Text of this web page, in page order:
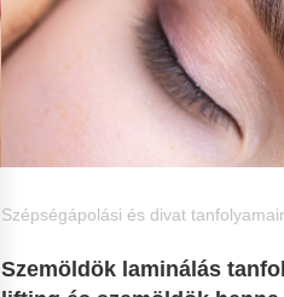
Szépségápolási és divat
Szemöldök laminálás